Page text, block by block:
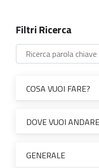
Filtri Ricerca
COSA VUOI FARE?
DOVE VUOI
GENERALE